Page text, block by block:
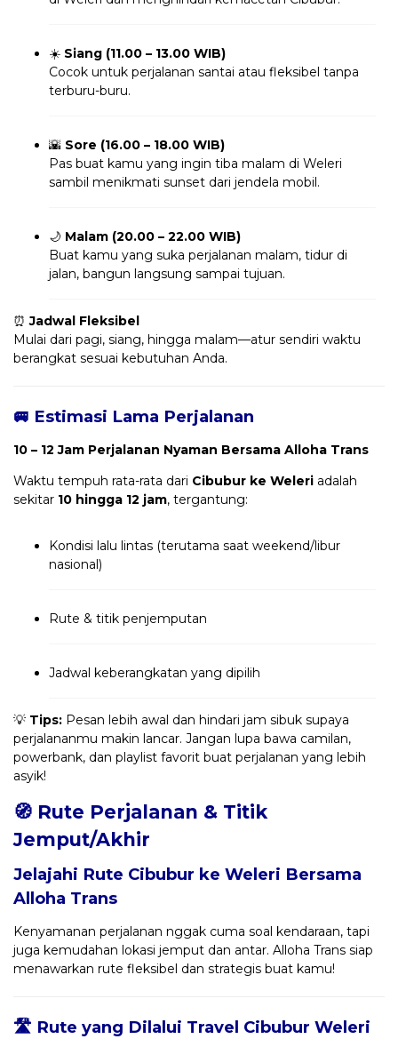
☀️ Siang (11.00 – 13.00 WIB)
Cocok untuk perjalanan santai atau fleksibel tanpa
terburu-buru.
🌇 Sore (16.00 – 18.00 WIB)
Pas buat kamu yang ingin tiba malam di Weleri
sambil menikmati sunset dari jendela mobil.
🌙 Malam (20.00 – 22.00 WIB)
Buat kamu yang suka perjalanan malam, tidur di
jalan, bangun langsung sampai tujuan.
⏰Jadwal Fleksibel
Mulai dari pagi, siang, hingga malam—atur sendiri waktu
berangkat sesuai kebutuhan Anda.
🚐 Estimasi Lama Perjalanan
10 – 12 Jam Perjalanan Nyaman Bersama Alloha Trans
Waktu tempuh rata-rata dari Cibubur ke Weleri adalah
sekitar 10 hingga 12 jam, tergantung:
Kondisi lalu lintas (terutama saat weekend/libur
nasional)
Rute & titik penjemputan
Jadwal keberangkatan yang dipilih
💡 Tips: Pesan lebih awal dan hindari jam sibuk supaya
perjalananmu makin lancar. Jangan lupa bawa camilan,
powerbank, dan playlist favorit buat perjalanan yang lebih
asyik!
🧭 Rute Perjalanan & Titik
Jemput/Akhir
Jelajahi Rute Cibubur ke Weleri Bersama
Alloha Trans
Kenyamanan perjalanan nggak cuma soal kendaraan, tapi
juga kemudahan lokasi jemput dan antar. Alloha Trans siap
menawarkan rute fleksibel dan strategis buat kamu!
🛣️ Rute yang Dilalui Travel Cibubur Weleri